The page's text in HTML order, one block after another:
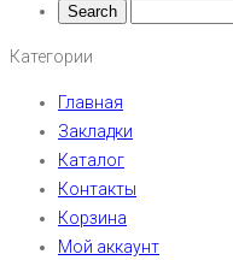
Категории
Главная
Закладки
Каталог
Контакты
Корзина
Мой аккаунт